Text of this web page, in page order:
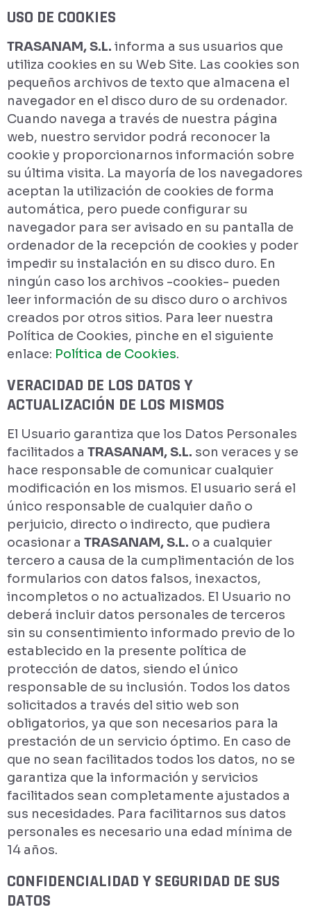
USO DE COOKIES
TRASANAM, S.L. informa a sus usuarios que
utiliza cookies en su Web Site. Las cookies son
pequeños archivos de texto que almacena el
navegador en el disco duro de su ordenador.
Cuando navega a través de nuestra página
web, nuestro servidor podrá reconocer la
cookie y proporcionarnos información sobre
su última visita. La mayoría de los navegadores
aceptan la utilización de cookies de forma
automática, pero puede configurar su
navegador para ser avisado en su pantalla de
ordenador de la recepción de cookies y poder
impedir su instalación en su disco duro. En
ningún caso los archivos -cookies- pueden
leer información de su disco duro o archivos
creados por otros sitios. Para leer nuestra
Política de Cookies, pinche en el siguiente
enlace: Política de Cookies.
VERACIDAD DE LOS DATOS Y
ACTUALIZACIÓN DE LOS MISMOS
El Usuario garantiza que los Datos Personales
facilitados a TRASANAM, S.L. son veraces y se
hace responsable de comunicar cualquier
modificación en los mismos. El usuario será el
único responsable de cualquier daño o
perjuicio, directo o indirecto, que pudiera
ocasionar a TRASANAM, S.L. o a cualquier
tercero a causa de la cumplimentación de los
formularios con datos falsos, inexactos,
incompletos o no actualizados. El Usuario no
deberá incluir datos personales de terceros
sin su consentimiento informado previo de lo
establecido en la presente política de
protección de datos, siendo el único
responsable de su inclusión. Todos los datos
solicitados a través del sitio web son
obligatorios, ya que son necesarios para la
prestación de un servicio óptimo. En caso de
que no sean facilitados todos los datos, no se
garantiza que la información y servicios
facilitados sean completamente ajustados a
sus necesidades. Para facilitarnos sus datos
personales es necesario una edad mínima de
14 años.
CONFIDENCIALIDAD Y SEGURIDAD DE SUS
DATOS